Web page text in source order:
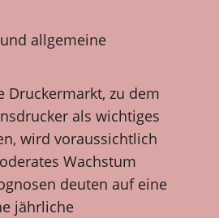
allgemeine
Druckermarkt, zu dem
als wichtiges
wird voraussichtlich
Wachstum
deuten auf eine
jährliche